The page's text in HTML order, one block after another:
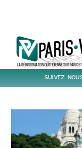
SUIVEZ-
Post